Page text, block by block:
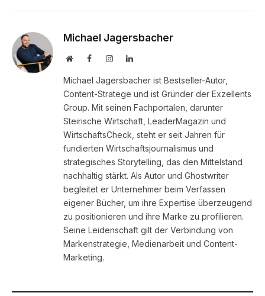
Michael Jagersbacher
WebsiteFacebookInstagramLinkedIn
Michael Jagersbacher ist Bestseller-Autor,
Content-Stratege und ist Gründer der Exzellents
Group. Mit seinen Fachportalen, darunter
Steirische Wirtschaft, LeaderMagazin und
WirtschaftsCheck, steht er seit Jahren für
fundierten Wirtschaftsjournalismus und
strategisches Storytelling, das den Mittelstand
nachhaltig stärkt. Als Autor und Ghostwriter
begleitet er Unternehmer beim Verfassen
eigener Bücher, um ihre Expertise überzeugend
zu positionieren und ihre Marke zu profilieren.
Seine Leidenschaft gilt der Verbindung von
Markenstrategie, Medienarbeit und Content-
Marketing.